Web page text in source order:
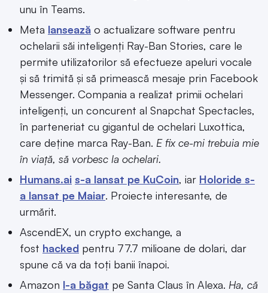
unu în Teams.
Meta lansează o actualizare software pentru
ochelarii săi inteligenți Ray-Ban Stories, care le
permite utilizatorilor să efectueze apeluri vocale
și să trimită și să primească mesaje prin Facebook
Messenger. Compania a realizat primii ochelari
inteligenți, un concurent al Snapchat Spectacles,
în parteneriat cu gigantul de ochelari Luxottica,
care deține marca Ray-Ban. E fix ce-mi trebuia mie
în viață, să vorbesc la ochelari.
Humans.ai s-a lansat pe KuCoin, iar Holoride s-
a lansat pe Maiar. Proiecte interesante, de
urmărit.
AscendEX, un crypto exchange, a
fost hacked pentru 77.7 milioane de dolari, dar
spune că va da toți banii înapoi.
Amazon l-a băgat pe Santa Claus în Alexa. Ha, că